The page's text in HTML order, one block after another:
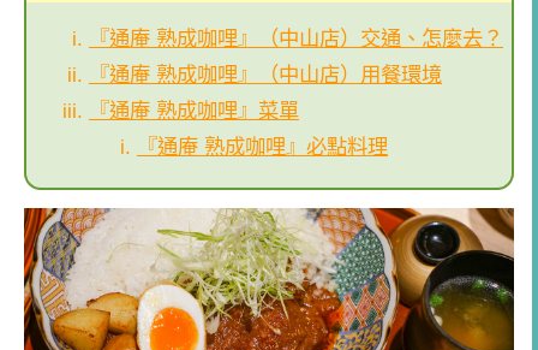
『通庵 熟成咖哩』（中山店）交通、怎麼去？
『通庵 熟成咖哩』（中山店）用餐環境
『通庵 熟成咖哩』菜單
『通庵 熟成咖哩』必點料理